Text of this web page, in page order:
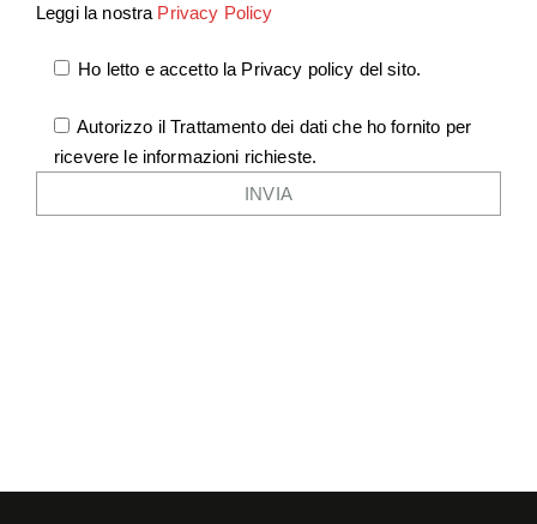
Leggi la nostra Privacy Policy
Ho letto e accetto la Privacy policy del sito.
Autorizzo il Trattamento dei dati che ho fornito per
ricevere le informazioni richieste.